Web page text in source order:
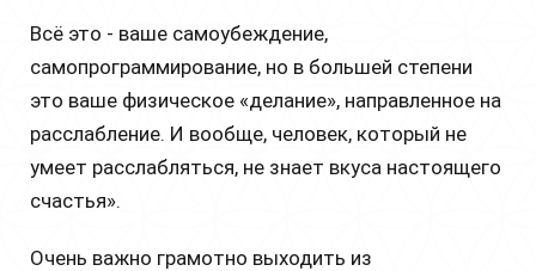
Всё это - ваше самоубеждение,
самопрограммирование, но в большей степени
это ваше физическое «делание», направленное на
расслабление. И вообще, человек, который не
умеет расслабляться, не знает вкуса настоящего
счастья».
Очень важно грамотно выходить из